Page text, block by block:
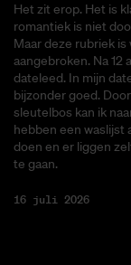
Het zit erop. Het is
romantiek is niet
Maar deze rubriek
aangebroken. Na 12
dateleed. In mijn
bijzonder goed.
sleutelbos kan ik
hebben een waslijst
doen en er liggen
te gaan.
16 juli 2026